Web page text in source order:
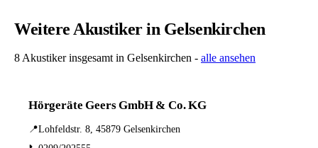
Weitere Akustiker in Gelsenkirchen
8 Akustiker insgesamt in Gelsenkirchen - alle ansehen
Hörgeräte Geers GmbH & Co. KG
📍Lohfeldstr. 8, 45879 Gelsenkirchen